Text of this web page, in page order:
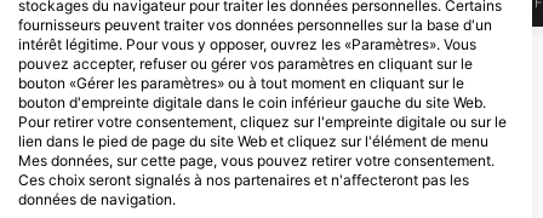
Afficher plus d'animaux
Centres de plongée desservant ce site
de plongée
stockages du navigateur pour traiter les données personnelles. Certains
fournisseurs peuvent traiter vos données personnelles sur la base d'un
intérêt légitime. Pour vous y opposer, ouvrez les «Paramètres». Vous
pouvez accepter, refuser ou gérer vos paramètres en cliquant sur le
bouton «Gérer les paramètres» ou à tout moment en cliquant sur le
bouton d'empreinte digitale dans le coin inférieur gauche du site Web.
Pour retirer votre consentement, cliquez sur l'empreinte digitale ou sur le
lien dans le pied de page du site Web et cliquez sur l'élément de menu
Mes données, sur cette page, vous pouvez retirer votre consentement.
Ces choix seront signalés à nos partenaires et n'affecteront pas les
données de navigation.